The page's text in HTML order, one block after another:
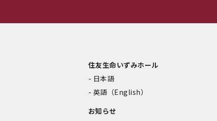
住友生命いずみホール
日本語
英語（English）
お知らせ